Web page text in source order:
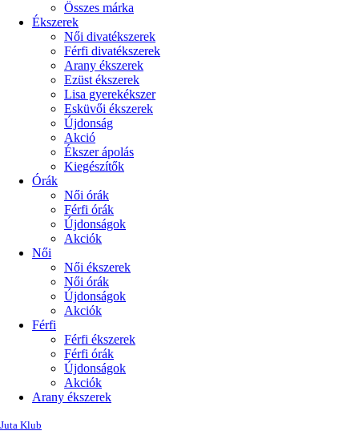
Összes márka
Ékszerek
Női divatékszerek
Férfi divatékszerek
Arany ékszerek
Ezüst ékszerek
Lisa gyerekékszer
Esküvői ékszerek
Újdonság
Akció
Ékszer ápolás
Kiegészítők
Órák
Női órák
Férfi órák
Újdonságok
Akciók
Női
Női ékszerek
Női órák
Újdonságok
Akciók
Férfi
Férfi ékszerek
Férfi órák
Újdonságok
Akciók
Arany ékszerek
Juta Klub